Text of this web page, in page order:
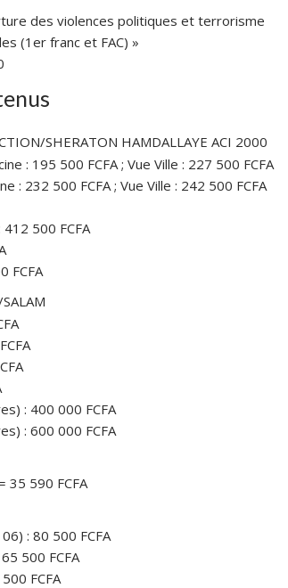
des violences politiques et terrorisme
(1er franc et FAC) »
SHERATON HAMDALLAYE ACI 2000
: 195 500 FCFA ; Vue Ville : 227 500 FCFA
: 232 500 FCFA ; Vue Ville : 242 500 FCFA
412 500 FCFA
FCFA
: 400 000 FCFA
: 600 000 FCFA
35 590 FCFA
: 80 500 FCFA
500 FCFA
FCFA